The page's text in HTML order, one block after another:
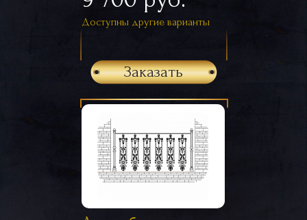
Доступны другие варианты
Заказать